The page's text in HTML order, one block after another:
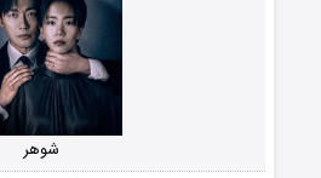
شوهر